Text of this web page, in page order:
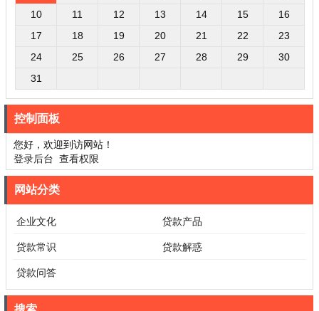
10
11 12 13 14 15
16
17
18 19 20 21 22
23
24
25 26 27 28 29
30
31
控制面板
您好，欢迎到访网站！
登录后台 查看权限
网站分类
企业文化 贷款产品
贷款常识 贷款解惑
贷款问答